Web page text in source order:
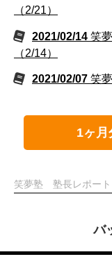
（2/21）
2021/02/14 笑
（2/14）
2021/02/07 笑
1ヶ月
笑夢塾 塾長レポート
バ